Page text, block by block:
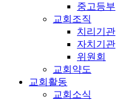
중고등부
교회조직
치리기관
자치기관
위원회
교회약도
교회활동
교회소식